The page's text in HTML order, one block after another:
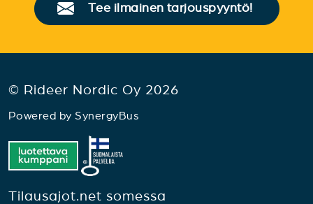
Tee ilmainen tarjouspyyntö!
© Rideer Nordic Oy 2026
Powered by SynergyBus
Tilausajot.net somessa